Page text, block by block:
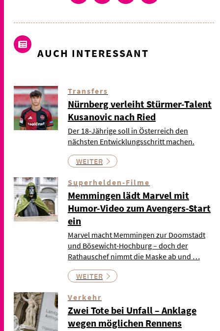
AUCH INTERESSANT
Transfers
Nürnberg verleiht Stürmer-Talent
Kusanovic nach Ried
Der 18-Jährige soll in Österreich den
nächsten Entwicklungsschritt machen.
WEITER
Superhelden-Filme
Memmingen lädt Marvel mit
Humor-Video zum Avengers-Start
ein
Marvel macht Memmingen zur Doomstadt
und Bösewicht-Hochburg – doch der
Rathauschef nimmt die Maske ab und …
WEITER
Verkehr
Zwei Tote bei Unfall – Anklage
wegen möglichen Rennens